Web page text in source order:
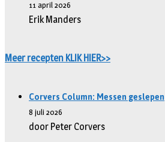
11 april 2026
Erik Manders
Meer recepten KLIK HIER>>
Corvers Column: Messen geslepen
8 juli 2026
door Peter Corvers